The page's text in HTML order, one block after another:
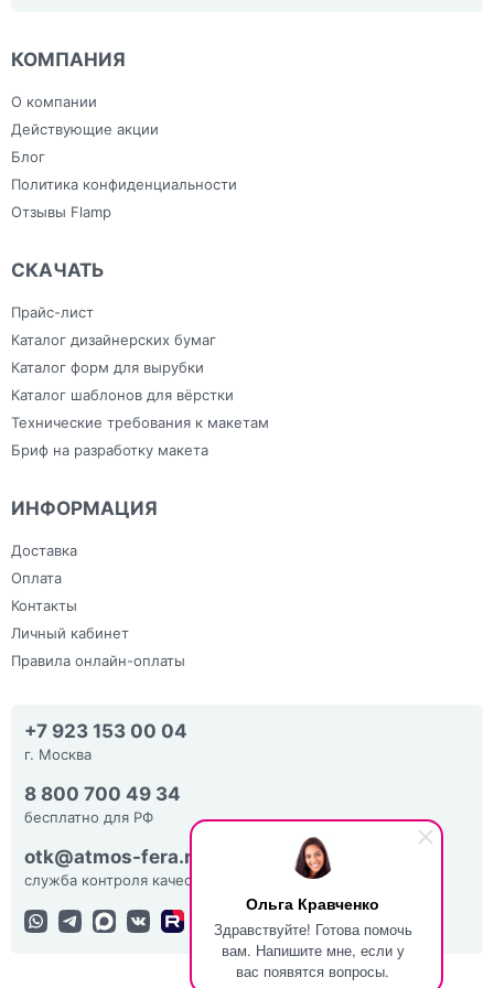
Ольга Кравченко
Здравствуйте! Готова помочь
вам. Напишите мне, если у
вас появятся вопросы.
Ежедневники с
индивидуальным
Зонты
Изделия из ПВХ
Канцелярия
План эвакуации
Плоттерная резка
Фрезерная резка
Холсты
Широкоформатная печать
КОМПАНИЯ
О компании
Действующие акции
Блог
Политика конфиденциальности
Отзывы Flamp
СКАЧАТЬ
Прайс-лист
Каталог дизайнерских бумаг
Каталог форм для вырубки
Каталог шаблонов для вёрстки
Технические требования к макетам
Бриф на разработку макета
ИНФОРМАЦИЯ
Доставка
Оплата
Контакты
Личный кабинет
Правила онлайн-оплаты
+7 923 153 00 04
г. Москва
8 800 700 49 34
бесплатно для РФ
otk@atmos-fera.ru
служба контроля качества